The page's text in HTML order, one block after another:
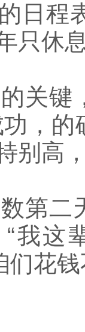
日程
只休
关键
，
别高
第二
我这
们花